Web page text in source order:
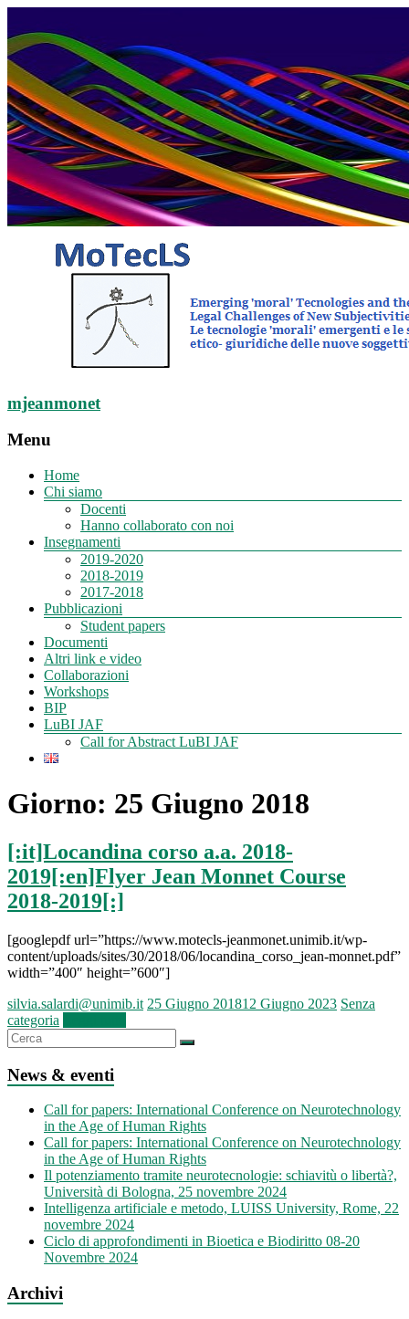
mjeanmonet
Menu
Home
Chi siamo
Docenti
Hanno collaborato con noi
Insegnamenti
2019-2020
2018-2019
2017-2018
Pubblicazioni
Student papers
Documenti
Altri link e video
Collaborazioni
Workshops
BIP
LuBI JAF
Call for Abstract LuBI JAF
Giorno: 25 Giugno 2018
[:it]Locandina corso a.a. 2018-
2019[:en]Flyer Jean Monnet Course
2018-2019[:]
[googlepdf url=”https://www.motecls-jeanmonet.unimib.it/wp-
content/uploads/sites/30/2018/06/locandina_corso_jean-monnet.pdf”
width=”400″ height=”600″]
silvia.salardi@unimib.it 25 Giugno 201812 Giugno 2023 Senza
categoria
News & eventi
Call for papers: International Conference on Neurotechnology
in the Age of Human Rights
Call for papers: International Conference on Neurotechnology
in the Age of Human Rights
Il potenziamento tramite neurotecnologie: schiavitù o libertà?,
Università di Bologna, 25 novembre 2024
Intelligenza artificiale e metodo, LUISS University, Rome, 22
novembre 2024
Ciclo di approfondimenti in Bioetica e Biodiritto 08-20
Novembre 2024
Archivi